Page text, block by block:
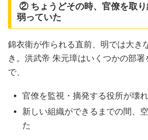
② ちょうどその時、官僚を取
弱っていた
錦衣衛が作られる直前、明では大き
き。洪武帝 朱元璋はいくつかの部
で、
官僚を監視・摘発する役所が壊れ
新しい組織ができるまでの間、
た